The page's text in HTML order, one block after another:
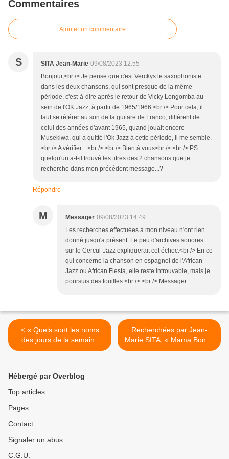
Commentaires
Ajouter un commentaire
S SITA Jean-Marie 09/08/2023 12:55
Bonjour,<br /> Je pense que c'est Verckys le saxophoniste
dans les deux chansons, qui sont presque de la même
période, c'est-à-dire après le retour de Vicky Longomba au
sein de l'OK Jazz, à partir de 1965/1966.<br /> Pour cela, il
faut se référer au son de la guitare de Franco, différent de
celui des années d'avant 1965, quand jouait encore
Musekiwa, qui a quitté l'Ok Jazz à cette période, il me semble.
<br /> A vérifier....<br /> <br /> Bien à vous<br /> <br /> PS :
quelqu'un a-t-il trouvé les titres des 2 chansons que je
recherche dans mon précédent message...?
Répondre
M Messager 09/08/2023 14:49
Les recherches effectuées à mon niveau n'ont rien
donné jusqu'a présent. Le peu d'archives sonores
sur le Cercul-Jazz expliquerait cet échec.<br /> En ce
qui concerne la chanson en espagnol de l'African-
Jazz ou African Fiesta, elle reste introuvable, mais je
poursuis des fouilles.<br /> <br /> Messager
< « Quels sont les noms
des jours de la semaine
Kongo ? Une requête de
Recherchées par Jean-
Marie SITA, « Mama Bondo
Obia » de Cercul-Jazz, et «
Hébergé par Overblog
Top articles
Pages
Contact
Signaler un abus
C.G.U.